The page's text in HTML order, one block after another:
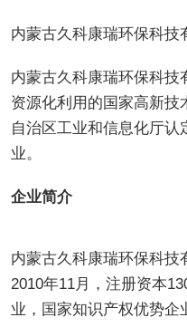
内蒙古久科康瑞环保科技
内蒙古久科康瑞环保科技
资源化利用的国家高新技
自治区工业和信息化厅认
业。
企业简介
内蒙古久科康瑞环保科
2010年11月，注册资本
业，国家知识产权优势企